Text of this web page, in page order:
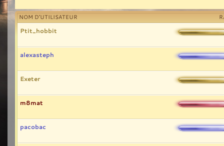
NOM D’UTILISATEUR
Ptit_hobbit
alexasteph
Exeter
m8mat
pacobac